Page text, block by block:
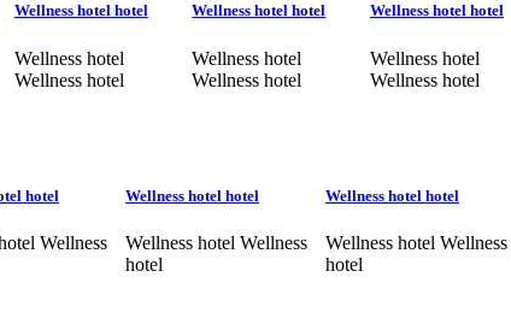
Wellness hotel hotel
Wellness hotel
Wellness hotel
Wellness hotel hotel
Wellness hotel
Wellness hotel
Wellness hotel hotel
Wellness hotel
Wellness hotel
hotel
Wellness
Wellness hotel hotel
Wellness hotel Wellness
hotel
Wellness hotel hotel
Wellness hotel Wellness
hotel